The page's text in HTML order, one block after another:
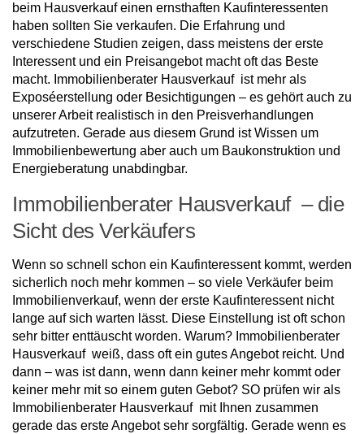
beim Hausverkauf einen ernsthaften Kaufinteressenten
haben sollten Sie verkaufen. Die Erfahrung und
verschiedene Studien zeigen, dass meistens der erste
Interessent und ein Preisangebot macht oft das Beste
macht. Immobilienberater Hausverkauf ist mehr als
Exposéerstellung oder Besichtigungen – es gehört auch zu
unserer Arbeit realistisch in den Preisverhandlungen
aufzutreten. Gerade aus diesem Grund ist Wissen um
Immobilienbewertung aber auch um Baukonstruktion und
Energieberatung unabdingbar.
Immobilienberater Hausverkauf – die
Sicht des Verkäufers
Wenn so schnell schon ein Kaufinteressent kommt, werden
sicherlich noch mehr kommen – so viele Verkäufer beim
Immobilienverkauf, wenn der erste Kaufinteressent nicht
lange auf sich warten lässt. Diese Einstellung ist oft schon
sehr bitter enttäuscht worden. Warum? Immobilienberater
Hausverkauf weiß, dass oft ein gutes Angebot reicht. Und
dann – was ist dann, wenn dann keiner mehr kommt oder
keiner mehr mit so einem guten Gebot? SO prüfen wir als
Immobilienberater Hausverkauf mit Ihnen zusammen
gerade das erste Angebot sehr sorgfältig. Gerade wenn es